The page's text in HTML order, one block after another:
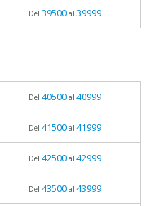
Del 39500al 39999
Del 40500al 40999
Del 41500al 41999
Del 42500al 42999
Del 43500al 43999